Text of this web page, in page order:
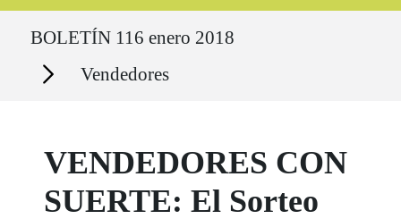
BOLETÍN 116 enero 2018
Secciones Vendedores
VENDEDORES CON
SUERTE: El Sorteo